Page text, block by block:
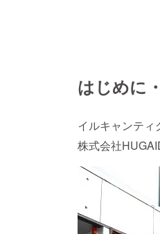
はじめに
イルキャンティ
株式会社